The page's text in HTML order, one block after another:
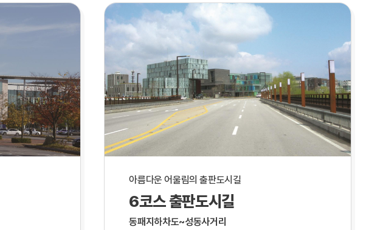
아름다운 어울림의 출판도시길
6코스 출판도시길
동패지하차도~성동사거리